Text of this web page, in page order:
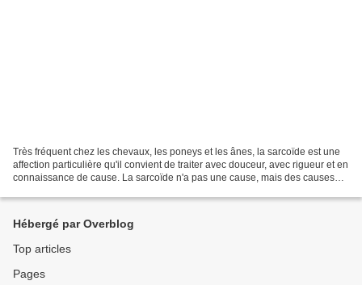
Très fréquent chez les chevaux, les poneys et les ânes, la sarcoïde est une
affection particulière qu'il convient de traiter avec douceur, avec rigueur et en
connaissance de cause. La sarcoïde n'a pas une cause, mais des causes
Hébergé par Overblog
Top articles
Pages